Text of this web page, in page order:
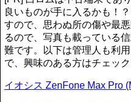
良いものが手に入るかも！
すので、思わぬ所の傷や最
るので、写真も載っている
難です。以下は管理人も利
で、興味のある方はチェック
イオシス ZenFone Max Pro